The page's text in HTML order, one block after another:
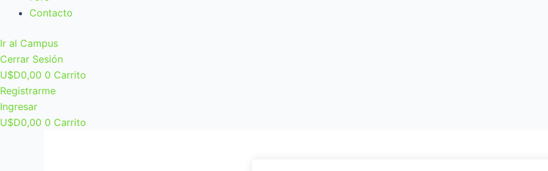
Contacto
Ir al Campus
Cerrar Sesión
U$D0,00 0 Carrito
Registrarme
Ingresar
U$D0,00 0 Carrito